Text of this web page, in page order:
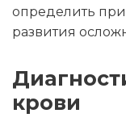
определить
развития
крови